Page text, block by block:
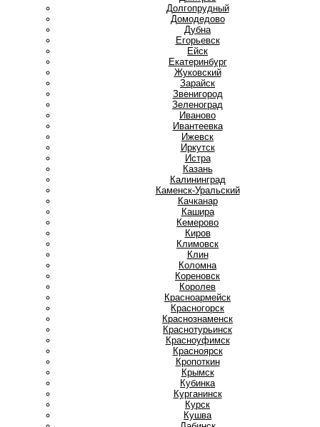
Долгопрудный
Домодедово
Дубна
Егорьевск
Ейск
Екатеринбург
Жуковский
Зарайск
Звенигород
Зеленоград
Иваново
Ивантеевка
Ижевск
Иркутск
Истра
Казань
Калининград
Каменск-Уральский
Качканар
Кашира
Кемерово
Киров
Климовск
Клин
Коломна
Кореновск
Королев
Красноармейск
Красногорск
Краснознаменск
Краснотурьинск
Красноуфимск
Красноярск
Кропоткин
Крымск
Кубинка
Курганинск
Курск
Кушва